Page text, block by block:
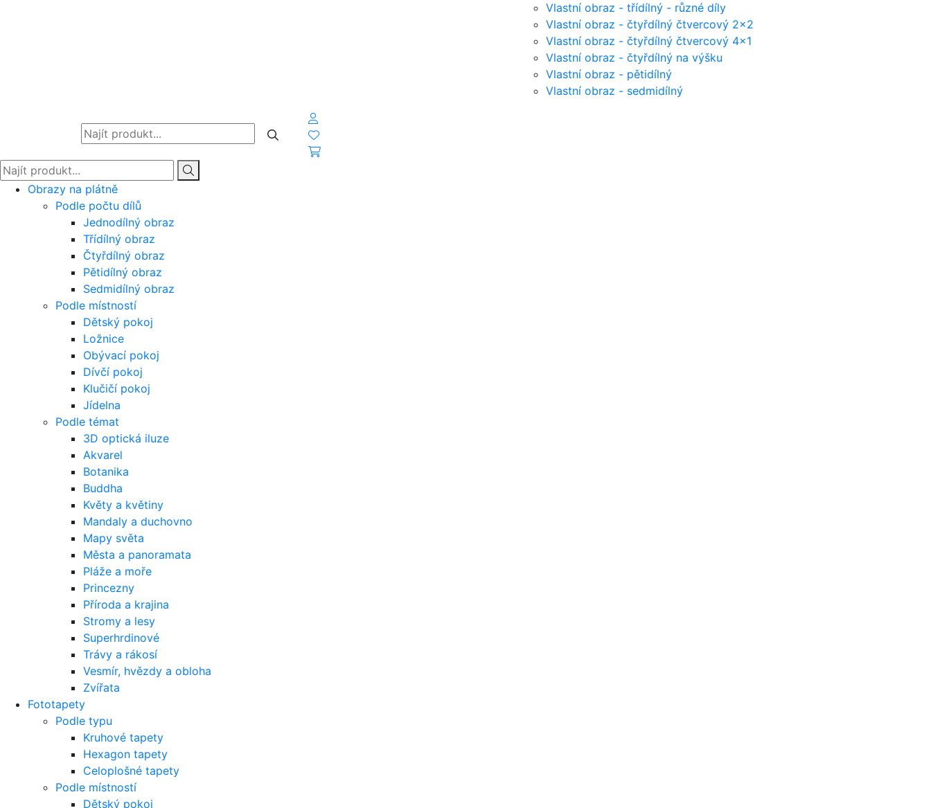
Vlastní obraz - třídílný - různé díly
Vlastní obraz - čtyřdílný čtvercový 2x2
Vlastní obraz - čtyřdílný čtvercový 4x1
Vlastní obraz - čtyřdílný na výšku
Vlastní obraz - pětidílný
Vlastní obraz - sedmidílný
Obrazy na plátně
Podle počtu dílů
Jednodílný obraz
Třídílný obraz
Čtyřdílný obraz
Pětidílný obraz
Sedmidílný obraz
Podle místností
Dětský pokoj
Ložnice
Obývací pokoj
Dívčí pokoj
Klučičí pokoj
Jídelna
Podle témat
3D optická iluze
Akvarel
Botanika
Buddha
Květy a květiny
Mandaly a duchovno
Mapy světa
Města a panoramata
Pláže a moře
Princezny
Příroda a krajina
Stromy a lesy
Superhrdinové
Trávy a rákosí
Vesmír, hvězdy a obloha
Zvířata
Fototapety
Podle typu
Kruhové tapety
Hexagon tapety
Celoplošné tapety
Podle místností
Dětský pokoj